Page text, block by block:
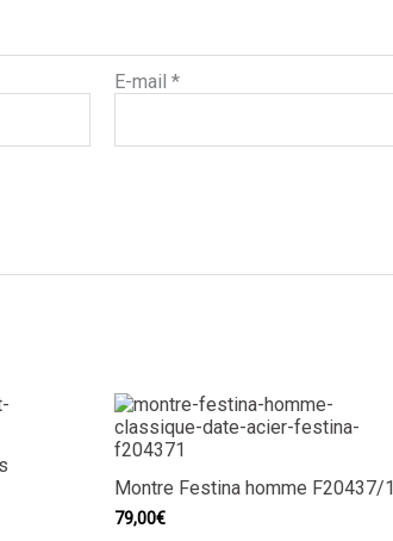
E-mail*
Montre Festina homme F20437/1
79,00€